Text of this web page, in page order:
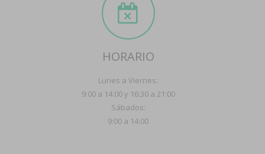
HORARIO
Lunes a Viernes:
9:00 a 14:00 y 16:30 a 21:00
Sábados:
9:00 a 14:00